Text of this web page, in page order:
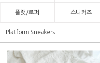
플랫/로퍼 스니커즈
Platform Sneakers